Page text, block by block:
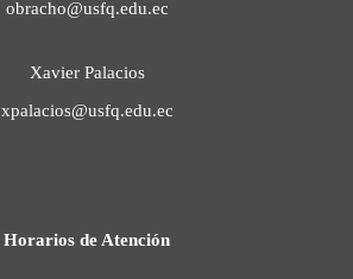
obracho@usfq.edu.ec
Xavier Palacios
xpalacios@usfq.edu.ec
Horarios de Atención